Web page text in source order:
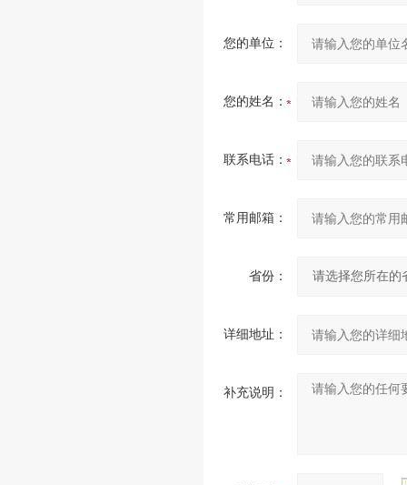
您的单位：
您的姓名：
联系电话：
常用邮箱：
省份：
详细地址：
补充说明：